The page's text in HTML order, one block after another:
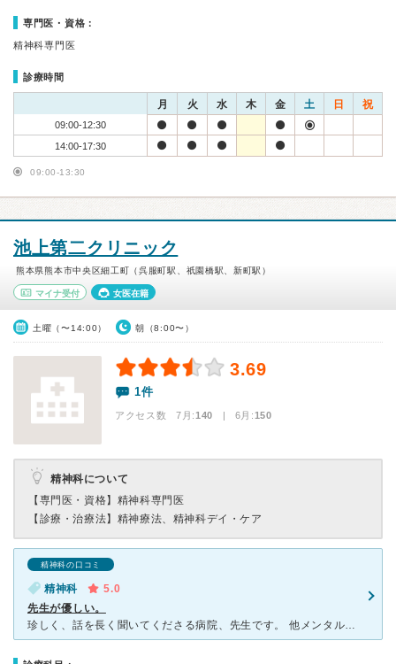
専門医・資格：
精神科専門医
診療時間
月 火 水 木 金 土 日 祝
09:00-12:30
14:00-17:30
09:00-13:30
池上第二クリニック
熊本県熊本市中央区細工町（呉服町駅、祇園橋駅、新町駅）
マイナ受付 女医在籍
土曜（〜14:00） 朝（8:00〜）
3.69
1件
アクセス数 7月:140 | 6月:150
精神科について
【専門医・資格】 精神科専門医
【診療・治療法】 精神療法、精神科デイ・ケア
精神科の口コミ
精神科
5.0
先生が優しい。
珍しく、話を長く聞いてくださる病院、先生です。 他メンタルクリニックでは、話を聞くのはカウンセラー、主治医はそれを纏めたものに目を通しヒアリングをして薬の処方のみという印象でしたが、 池上先生は1